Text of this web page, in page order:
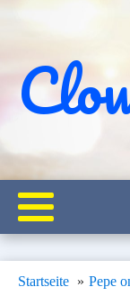
Startseite
Pepe